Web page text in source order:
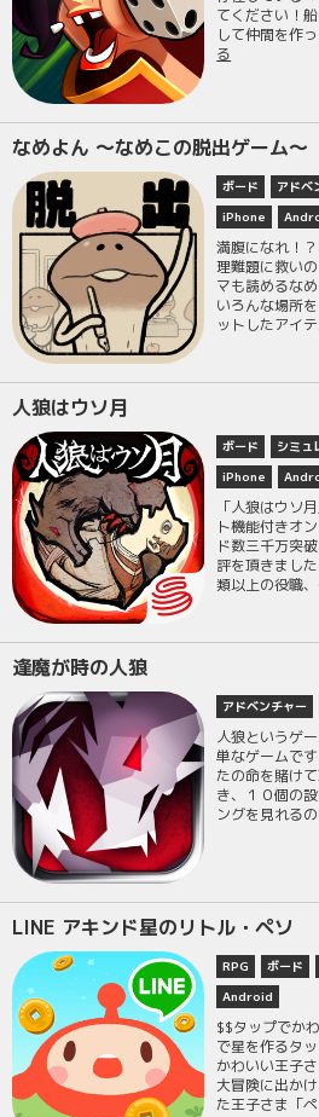
てください！
して仲間を作
る
なめよん ～なめこの脱出ゲーム～
ボード アドベ
iPhone
満腹になれ！
理難題に救い
マも読めるな
いろんな場所
ットしたアイ
人狼はウソ月
ボード シミュ
iPhone
「人狼はウソ
ト機能付きオ
ド数三千万突
評を頂きまし
類以上の役職
逢魔が時の人狼
アドベンチャー
人狼というゲ
単なゲームで
たの命を賭け
き、１０個の
ングを見れる
LINE アキンド星のリトル・ペソ
RPG ボード
Android
$$タップでか
で星を作るタ
かわいい王子
大冒険に出か
た王子さま「